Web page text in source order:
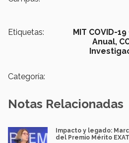
Etiquetas: MIT COVID-
Anual,
Categoría:
Notas Relacionadas
Impacto y legado:
del Premio Mérito